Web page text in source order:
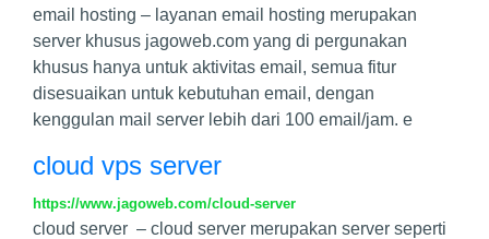
email hosting – layanan email hosting merupakan
server khusus jagoweb.com yang di pergunakan
khusus hanya untuk aktivitas email, semua fitur
disesuaikan untuk kebutuhan email, dengan
kenggulan mail server lebih dari 100 email/jam. e
cloud vps server
https://www.jagoweb.com/cloud-server
cloud server – cloud server merupakan server seperti